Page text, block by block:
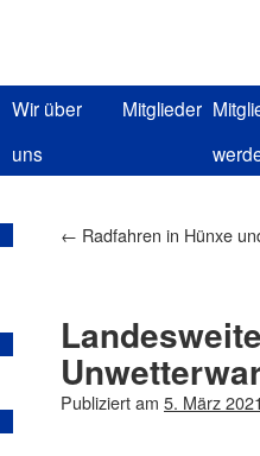
Wir über
uns
Mitglieder
← Radfahren in Hünxe
Publiziert am 5. März